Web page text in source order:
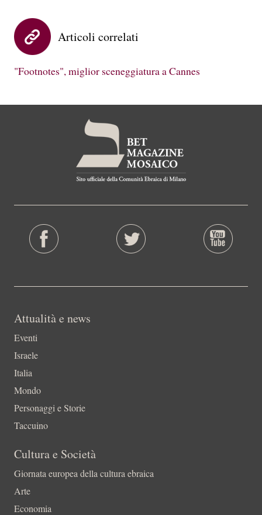
Articoli correlati
"Footnotes", miglior sceneggiatura a Cannes
Attualità e news
Eventi
Israele
Italia
Mondo
Personaggi e Storie
Taccuino
Cultura e Società
Giornata europea della cultura ebraica
Arte
Economia